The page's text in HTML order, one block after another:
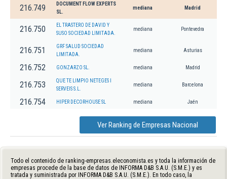
216.749
DOCUMENT FLOW EXPERTS
SL.
mediana Madrid
216.750
EL TRASTERO DE DAVID Y
SUSO SOCIEDAD LIMITADA.
mediana Pontevedra
216.751
GRF SALUD SOCIEDAD
LIMITADA.
mediana Asturias
216.752 GONZARZO SL. mediana Madrid
216.753
QUE TE LIMPIO NETEGES I
SERVEIS S.L.
mediana Barcelona
216.754 HIPER DECORHOUSE SL mediana Jaén
Ver Ranking de Empresas Nacional
Todo el contenido de ranking-empresas.eleconomista.es y toda la información de
empresas procede de la base de datos de INFORMA D&B S.A.U. (S.M.E.) y es
tratada y suministrada por INFORMA D&B S.A.U. (S.M.E.). En todo caso, la